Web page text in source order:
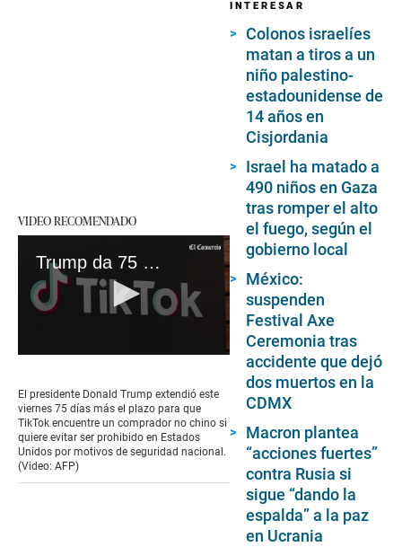
VIDEO RECOMENDADO
Trump da 75 días más de gracia a TikTok para encontrar un comprador no chino
of
1
minute,
39
seconds
El presidente Donald Trump extendió este
viernes 75 días más el plazo para que
TikTok encuentre un comprador no chino si
quiere evitar ser prohibido en Estados
Unidos por motivos de seguridad nacional.
(Video: AFP)
INTERESAR
Colonos israelíes
matan a tiros a un
niño palestino-
estadounidense de
14 años en
Cisjordania
Israel ha matado a
490 niños en Gaza
tras romper el alto
el fuego, según el
gobierno local
México:
suspenden
Festival Axe
Ceremonia tras
accidente que dejó
dos muertos en la
CDMX
Macron plantea
“acciones fuertes”
contra Rusia si
sigue “dando la
espalda” a la paz
en Ucrania